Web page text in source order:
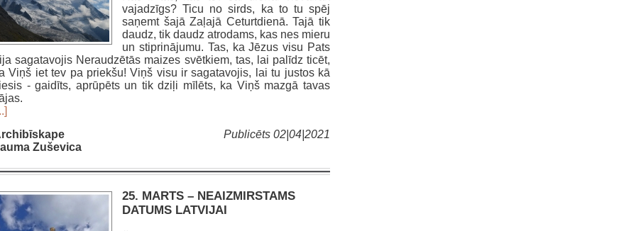
vajadzīgs? Ticu no sirds, ka to tu spēj
saņemt šajā Zaļajā Ceturtdienā. Tajā tik
daudz, tik daudz atrodams, kas nes mieru
un stiprinājumu. Tas, ka Jēzus visu Pats
sagatavojis Neraudzētās maizes svētkiem, tas, lai palīdz ticēt,
Viņš iet tev pa priekšu! Viņš visu ir sagatavojis, lai tu justos kā
- gaidīts, aprūpēts un tik dziļi mīlēts, ka Viņš mazgā tavas
Publicēts 02|04|2021
Zuševica
25. MARTS – NEAIZMIRSTAMS
DATUMS LATVIJAI